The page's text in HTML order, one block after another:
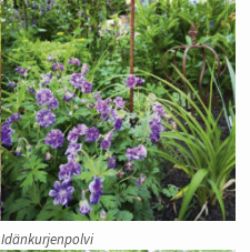
Idänkurjenpolvi